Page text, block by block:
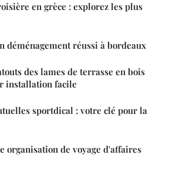
en grèce : explorez les plus
déménagement réussi à bordeaux
des lames de terrasse en bois
installation facile
sportdical : votre clé pour la
organisation de voyage d'affaires